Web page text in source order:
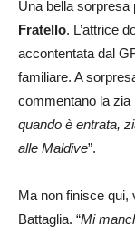
Una bella sorpresa
Fratello. L’attrice
accontentata dal
familiare. A
commentano la zia
quando è entrata,
alle Maldive”.
Ma non finisce
Battaglia. “Mi